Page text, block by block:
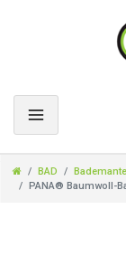
BAD
PANA® Baumwoll-